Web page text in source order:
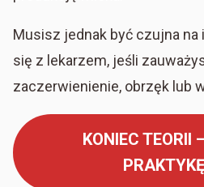
Musisz jednak być czujna
się z lekarzem, jeśli
zaczerwienienie, obrzęk lub
KONIEC TEORII